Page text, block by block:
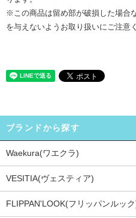
※この商品は留め部が破損した場合
を与えないようお取り扱いにご注意
ブランドから探す
Waekura(ワエクラ)
VESITIA(ヴェスティア)
FLIPPAN'LOOK(フリッパンルッ